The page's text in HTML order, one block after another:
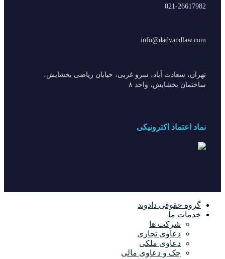
021-26617982
info@dadvandlaw.com
تهران، سعادت آباد، سرو غربی، خیابان ریاضی بخشایش،
ساختمان بخشایش، واحد ۸
نماد اعتماد اکترونیکی
گروه حقوقی دادوند
خدمات ما
شرکت ها
دعاوی تجاری
دعاوی ملکی
چک و دعاوی مالی